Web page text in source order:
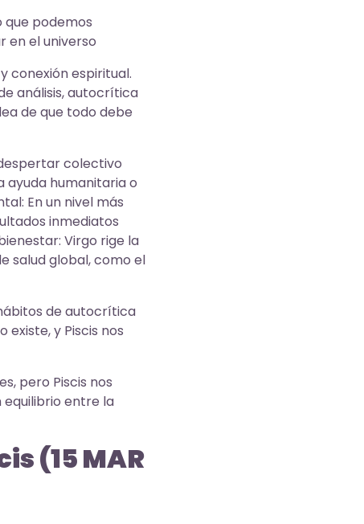
que podemos
en el universo
conexión espiritual.
análisis, autocrítica
de que todo debe
colectivo
ayuda humanitaria o
En un nivel más
inmediatos
Virgo rige la
salud global, como el
de autocrítica
y Piscis nos
pero Piscis nos
entre la
(15 MAR